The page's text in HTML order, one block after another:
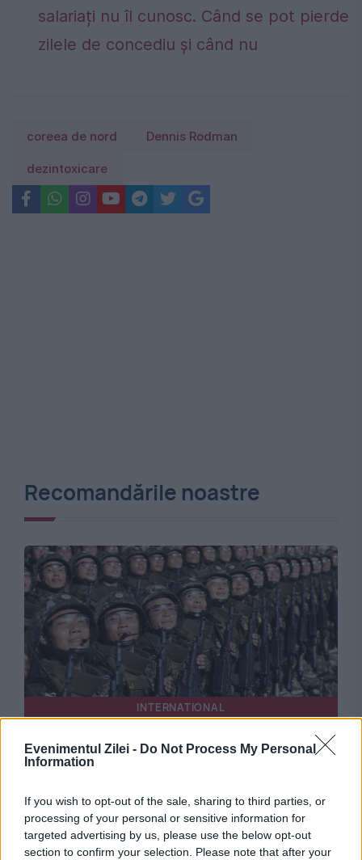
Evenimentul Zilei - Do Not Process My Personal
Information
If you wish to opt-out of the sale, sharing to third parties, or
processing of your personal or sensitive information for
targeted advertising by us, please use the below opt-out
section to confirm your selection. Please note that after your
salariați nu îl cunosc. Când se pot pierde
zilele de concediu și când nu
coreea de nord Dennis Rodman
dezintoxicare
Recomandările noastre
INTERNATIONAL
Zelenski spune că Putin vrea să aducă 30.000